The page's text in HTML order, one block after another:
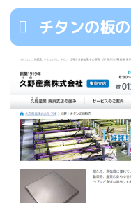
チタンの板